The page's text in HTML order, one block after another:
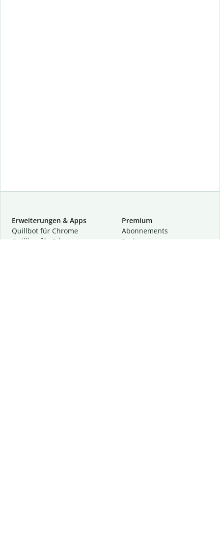
Erweiterungen & Apps
Quillbot für Chrome
Quillbot für Edge
Premium
Abon­ne­ments
Preise